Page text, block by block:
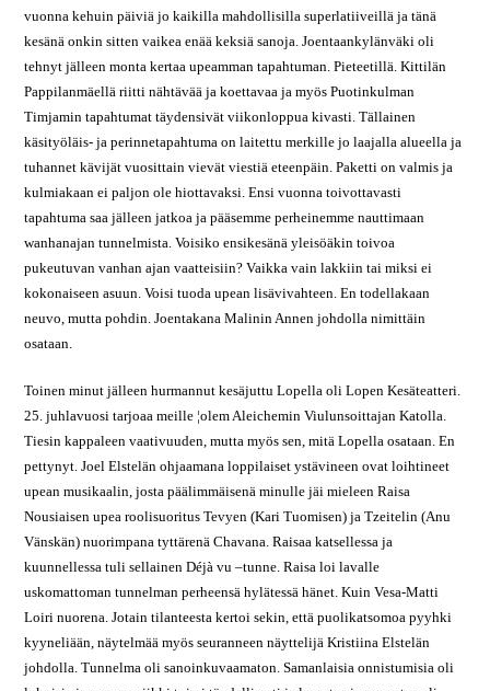
vuonna kehuin päiviä jo kaikilla mahdollisilla superlatiiveillä ja tänä
kesänä onkin sitten vaikea enää keksiä sanoja. Joentaankylänväki oli
tehnyt jälleen monta kertaa upeamman tapahtuman. Pieteetillä. Kittilän
Pappilanmäellä riitti nähtävää ja koettavaa ja myös Puotinkulman
Timjamin tapahtumat täydensivät viikonloppua kivasti. Tällainen
käsityöläis- ja perinnetapahtuma on laitettu merkille jo laajalla alueella ja
tuhannet kävijät vuosittain vievät viestiä eteenpäin. Paketti on valmis ja
kulmiakaan ei paljon ole hiottavaksi. Ensi vuonna toivottavasti
tapahtuma saa jälleen jatkoa ja pääsemme perheinemme nauttimaan
wanhanajan tunnelmista. Voisiko ensikesänä yleisöäkin toivoa
pukeutuvan vanhan ajan vaatteisiin? Vaikka vain lakkiin tai miksi ei
kokonaiseen asuun. Voisi tuoda upean lisävivahteen. En todellakaan
neuvo, mutta pohdin. Joentakana Malinin Annen johdolla nimittäin
osataan.
Toinen minut jälleen hurmannut kesäjuttu Lopella oli Lopen Kesäteatteri.
25. juhlavuosi tarjoaa meille ¦olem Aleichemin Viulunsoittajan Katolla.
Tiesin kappaleen vaativuuden, mutta myös sen, mitä Lopella osataan. En
pettynyt. Joel Elstelän ohjaamana loppilaiset ystävineen ovat loihtineet
upean musikaalin, josta päälimmäisenä minulle jäi mieleen Raisa
Nousiaisen upea roolisuoritus Tevyen (Kari Tuomisen) ja Tzeitelin (Anu
Vänskän) nuorimpana tyttärenä Chavana. Raisaa katsellessa ja
kuunnellessa tuli sellainen Déjà vu –tunne. Raisa loi lavalle
uskomattoman tunnelman perheensä hylätessä hänet. Kuin Vesa-Matti
Loiri nuorena. Jotain tilanteesta kertoi sekin, että puolikatsomoa pyyhki
kyyneliään, näytelmää myös seuranneen näyttelijä Kristiina Elstelän
johdolla. Tunnelma oli sanoinkuvaamaton. Samanlaisia onnistumisia oli